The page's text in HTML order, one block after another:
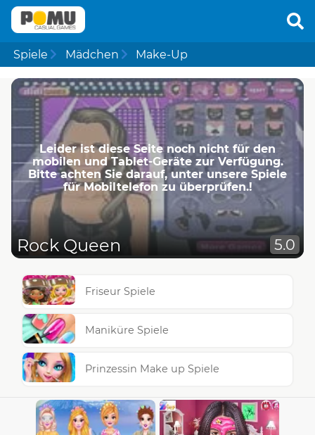
Spiele Mädchen Make-Up
Leider ist diese Seite noch nicht für den
mobilen und Tablet-Geräte zur Verfügung.
Bitte achten Sie darauf, unter unsere Spiele
für Mobiltelefon zu überprüfen.!
Rock Queen 5.0
Friseur Spiele
Maniküre Spiele
Prinzessin Make up Spiele